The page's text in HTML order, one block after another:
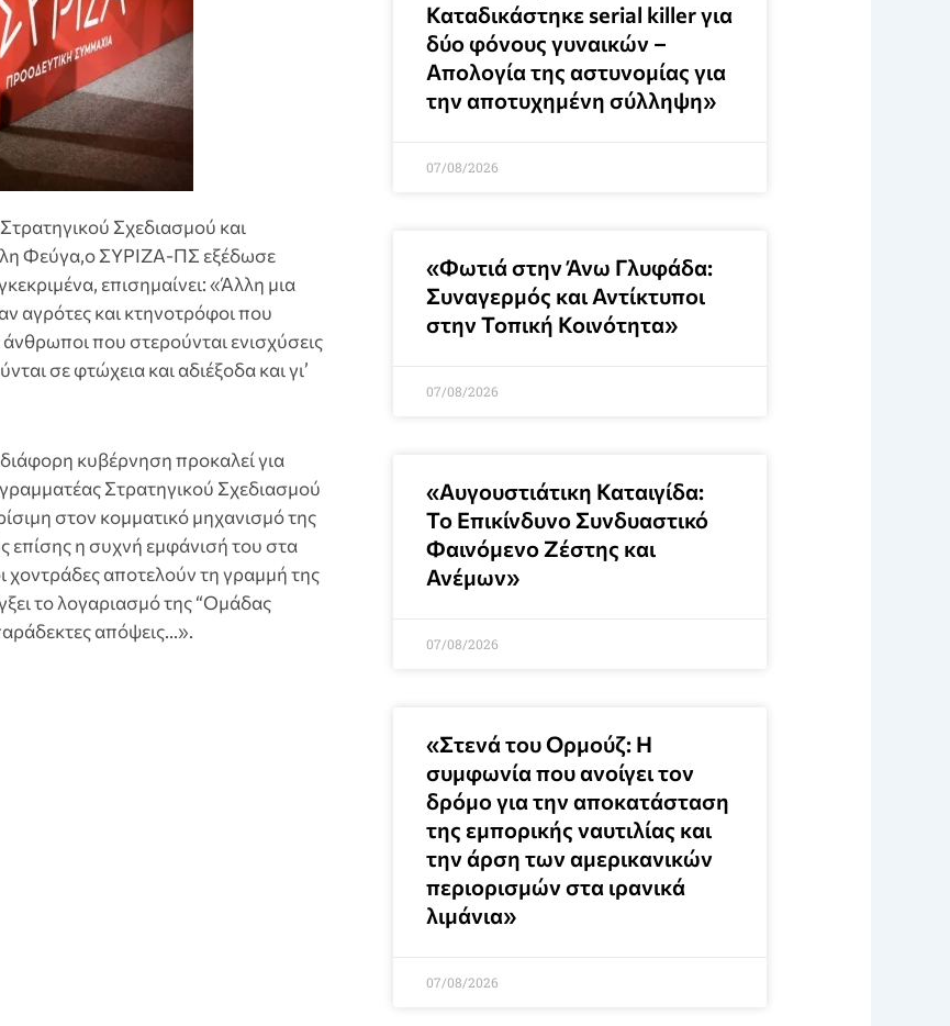
Σχεδιασμού και
Φεύγα,ο ΣΥΡΙΖΑ-ΠΣ εξέδωσε
επισημαίνει: «Άλλη μια
αγρότες και κτηνοτρόφοι που
που στερούνται ενισχύσεις
σε φτώχεια και αδιέξοδα και γι’
κυβέρνηση προκαλεί για
Στρατηγικού Σχεδιασμού
στον κομματικό μηχανισμό της
η συχνή εμφάνισή του στα
χοντράδες αποτελούν τη γραμμή της
το λογαριασμό της “Ομάδας
απόψεις…».
Καταδικάστηκε serial killer για
δύο φόνους γυναικών –
Απολογία της αστυνομίας για
την αποτυχημένη σύλληψη»
07/08/2026
«Φωτιά στην Άνω Γλυφάδα:
Συναγερμός και Αντίκτυποι
στην Τοπική Κοινότητα»
07/08/2026
«Αυγουστιάτικη Καταιγίδα:
Το Επικίνδυνο Συνδυαστικό
Φαινόμενο Ζέστης και
Ανέμων»
07/08/2026
«Στενά του Ορμούζ: Η
συμφωνία που ανοίγει τον
δρόμο για την αποκατάσταση
της εμπορικής ναυτιλίας και
την άρση των αμερικανικών
περιορισμών στα ιρανικά
λιμάνια»
07/08/2026